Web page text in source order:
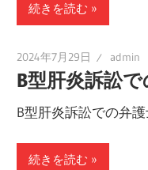
続きを読む
2024年7月29日 admin
B型肝炎訴訟
B型肝炎訴訟での弁
続きを読む